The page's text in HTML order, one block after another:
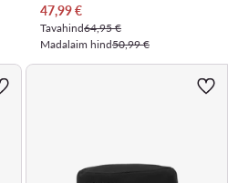
Praegune hind
47,99€
Tavahind64,95 €
Madalaim hind50,99 €